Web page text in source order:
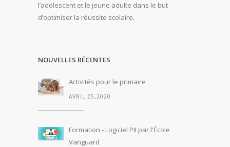
l’adolescent et le jeune adulte dans le but
d’optimiser la réussite scolaire.
NOUVELLES RÉCENTES
Activités pour le primaire
AVRIL 25,2020
Formation - Logiciel PII par l'École
Vanguard